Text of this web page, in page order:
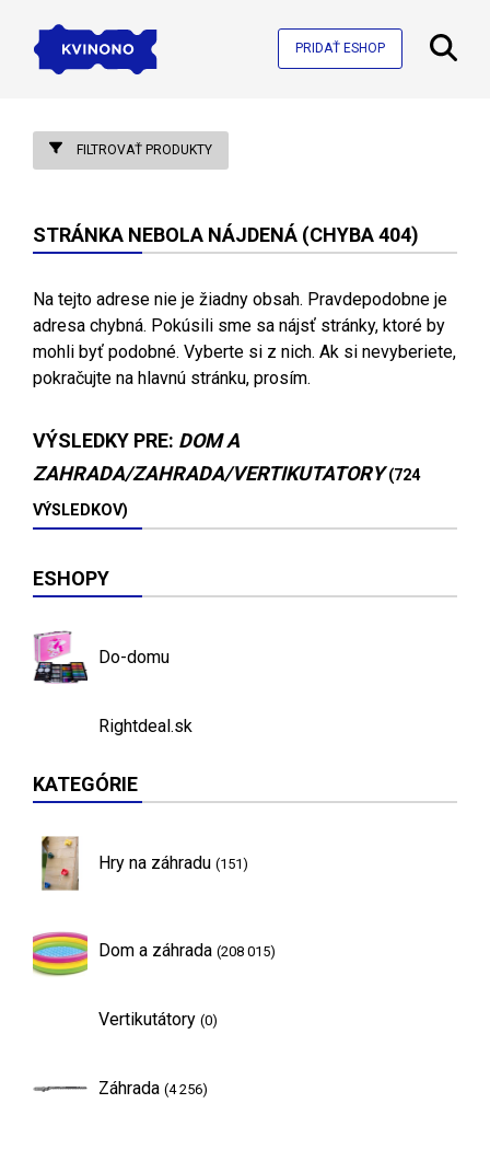
PRIDAŤ ESHOP
FILTROVAŤ PRODUKTY
STRÁNKA NEBOLA NÁJDENÁ (CHYBA 404)
Na tejto adrese nie je žiadny obsah. Pravdepodobne je
adresa chybná. Pokúsili sme sa nájsť stránky, ktoré by
mohli byť podobné. Vyberte si z nich. Ak si nevyberiete,
pokračujte na hlavnú stránku, prosím.
VÝSLEDKY PRE: DOM A
ZAHRADA/ZAHRADA/VERTIKUTATORY (724
VÝSLEDKOV)
ESHOPY
Do-domu
Rightdeal.sk
KATEGÓRIE
Hry na záhradu (151)
Dom a záhrada (208 015)
Vertikutátory (0)
Záhrada (4 256)